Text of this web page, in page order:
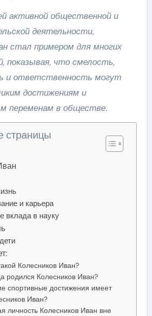
активной общественной и
деятельности,
стал примером для многих
показывая, что смелость,
и ответственность могут
достижениям и
переменам в обществе.
страницы
и карьера
вклада в науку
Колесников Иван?
родился Колесников Иван?
спортивные достижения имеет
Иван?
личность Колесников Иван вне